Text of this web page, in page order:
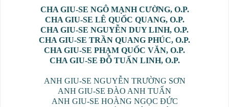
CHA GIU-SE NGÔ MẠNH CƯỜNG, O.P.
CHA GIU-SE LÊ QUỐC QUANG, O.P.
CHA GIU-SE NGUYỄN DUY LINH, O.P.
CHA GIU-SE TRẦN QUANG PHÚC, O.P.
CHA GIU-SE PHẠM QUỐC VĂN, O.P.
CHA GIU-SE ĐỖ TUẤN LINH, O.P.
ANH GIU-SE NGUYỄN TRƯỜNG SƠN
ANH GIU-SE ĐÀO ANH TUẤN
ANH GIU-SE HOÀNG NGỌC ĐỨC